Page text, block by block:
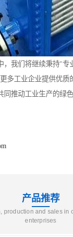
，我们将继续秉持"专
多工业企业提供优质
同推动工业生产的绿色
产品推荐
production and sales in
enterprises